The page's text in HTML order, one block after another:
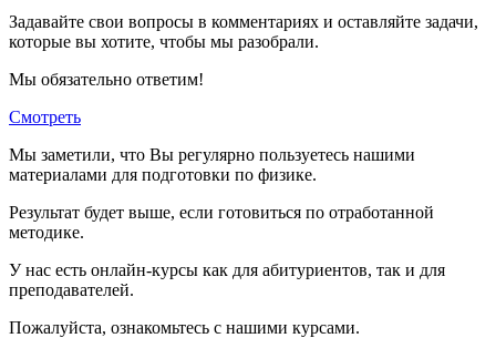
Задавайте свои вопросы в комментариях и оставляйте задачи,
которые вы хотите, чтобы мы разобрали.
Мы обязательно ответим!
Смотреть
Мы заметили, что Вы регулярно пользуетесь нашими
материалами для подготовки по физике.
Результат будет выше, если готовиться по отработанной
методике.
У нас есть онлайн-курсы как для абитуриентов, так и для
преподавателей.
Пожалуйста, ознакомьтесь с нашими курсами.